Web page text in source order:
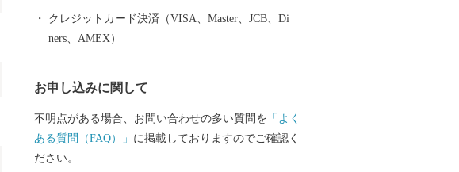
クレジットカード決済（VISA、Master、JCB、Di
ners、AMEX）
お申し込みに関して
不明点がある場合、お問い合わせの多い質問を 「よく
ある質問（FAQ）」 に掲載しておりますのでご確認く
ださい。